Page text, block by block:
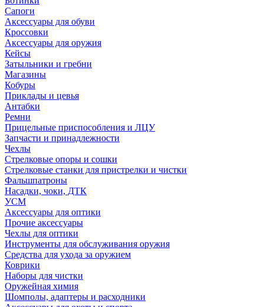
Сапоги
Аксессуары для обуви
Кроссовки
Аксессуары для оружия
Кейсы
Затыльники и гребни
Магазины
Кобуры
Приклады и цевья
Антабки
Ремни
Прицельные приспособления и ЛЦУ
Запчасти и принадлежности
Чехлы
Стрелковые опоры и сошки
Стрелковые станки для пристрелки и чистки
Фальшпатроны
Насадки, чоки, ДТК
УСМ
Аксессуары для оптики
Прочие аксессуары
Чехлы для оптики
Инструменты для обслуживания оружия
Средства для ухода за оружием
Коврики
Наборы для чистки
Оружейная химия
Шомполы, адаптеры и расходники